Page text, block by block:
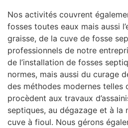
Nos activités couvrent
fosses toutes eaux mais aussi
graisse, de la cuve de fosse
professionnels de notre
de l’installation de fosses
normes, mais aussi du curage
des méthodes modernes telles
procèdent aux travaux
septiques, au dégazage et à la
cuve à fioul. Nous gérons